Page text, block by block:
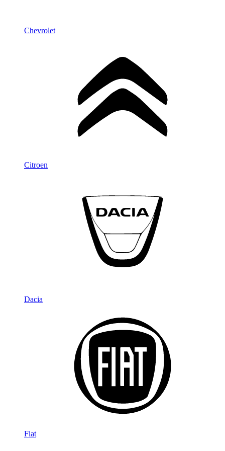
Chevrolet
Citroen
Dacia
Fiat